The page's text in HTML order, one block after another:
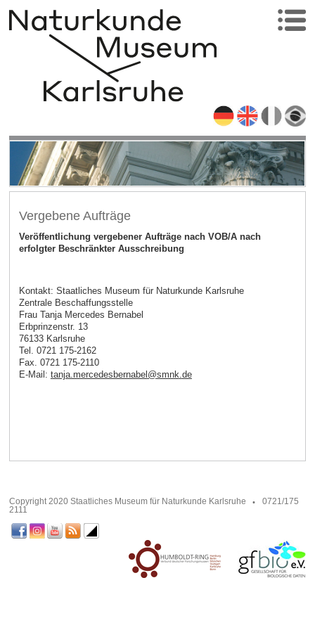
Vergebene Aufträge
Veröffentlichung vergebener Aufträge nach VOB/A nach
erfolgter Beschränkter Ausschreibung
Kontakt: Staatliches Museum für Naturkunde Karlsruhe
Zentrale Beschaffungsstelle
Frau Tanja Mercedes Bernabel
Erbprinzenstr. 13
76133 Karlsruhe
Tel. 0721 175-2162
Fax. 0721 175-2110
E-Mail: tanja.mercedesbernabel @smnk.de
Copyright 2020 Staatliches Museum für Naturkunde Karlsruhe
0721/175
2111